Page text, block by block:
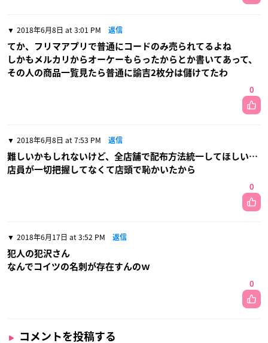
2018年6月8日 at 3:01 PM 返信
てか、フリマアプリで普通にコードのみ売られてるよね
しかもメルカリからオーケーもらったからとか書いてあって、
その人の商品一覧見たら普通に諭吉2枚分は儲けてたわ
0
2018年6月8日 at 7:53 PM 返信
難しいかもしれないけど、全店舗で配布方法統一してほしい…
店員が一切把握してなくて店頭で恥かいたから
0
2018年6月17日 at 3:52 PM 返信
犯人の犯沢さん
なんでコイツの名刺が存在すんのｗ
0
コメントを投稿する